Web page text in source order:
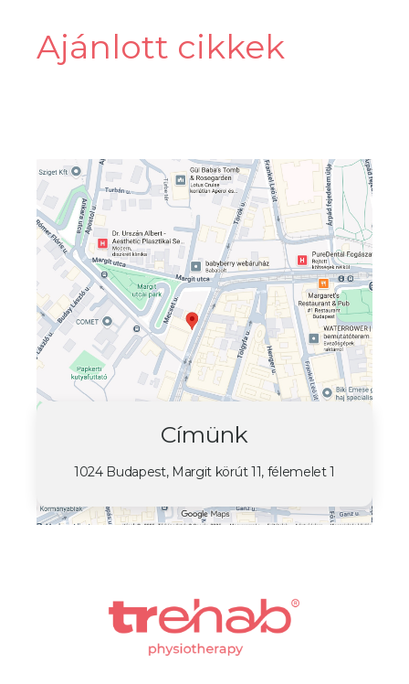
Ajánlott cikkek
Címünk
1024 Budapest, Margit körút 11, félemelet 1